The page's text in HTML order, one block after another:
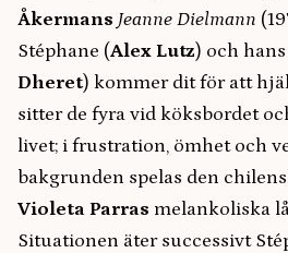
Åkermans Jeanne Dielmann
Stéphane (Alex Lutz) och
Dheret) kommer dit för att
sitter de fyra vid köksbordet
livet; i frustration, ömhet och
bakgrunden spelas den
Violeta Parras melankoliska
Situationen äter successivt